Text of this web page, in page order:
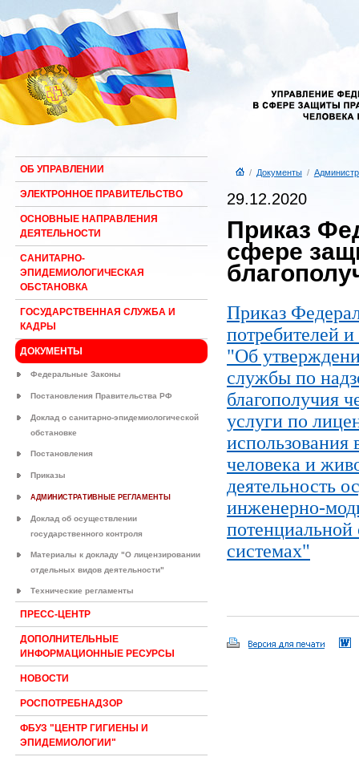
ОБ УПРАВЛЕНИИ
ЭЛЕКТРОННОЕ ПРАВИТЕЛЬСТВО
ОСНОВНЫЕ НАПРАВЛЕНИЯ
ДЕЯТЕЛЬНОСТИ
САНИТАРНО-
ЭПИДЕМИОЛОГИЧЕСКАЯ
ОБСТАНОВКА
ГОСУДАРСТВЕННАЯ СЛУЖБА И
КАДРЫ
ДОКУМЕНТЫ
Федеральные Законы
Постановления Правительства РФ
Доклад о санитарно-эпидемиологической
обстановке
Постановления
Приказы
АДМИНИСТРАТИВНЫЕ РЕГЛАМЕНТЫ
Доклад об осуществлении
государственного контроля
Материалы к докладу "О лицензировании
отдельных видов деятельности"
Технические регламенты
ПРЕСС-ЦЕНТР
ДОПОЛНИТЕЛЬНЫЕ
ИНФОРМАЦИОННЫЕ РЕСУРСЫ
НОВОСТИ
РОСПОТРЕБНАДЗОР
ФБУЗ "ЦЕНТР ГИГИЕНЫ И
ЭПИДЕМИОЛОГИИ"
/ Документы/
29.12.2020
Приказ
сфере
Приказ
потребителей
"Об
службы по
благополучия
услуги по
использования
человека и
деятельность
инженерно-
системах"